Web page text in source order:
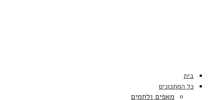
בית
כל המתכונים
מאפים ולחמים